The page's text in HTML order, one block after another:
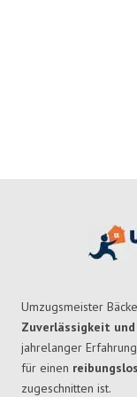
Umzugsmeister
Zuverlässigkeit
jahrelanger
für einen
zugeschnitten ist.